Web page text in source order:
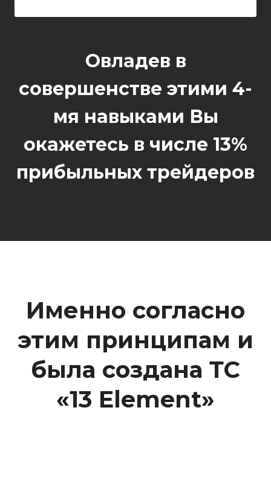
Овладев в
совершенстве этими 4-
мя навыками Вы
окажетесь в числе 13%
прибыльных трейдеров
Именно согласно
этим принципам и
была создана ТС
«13 Element»